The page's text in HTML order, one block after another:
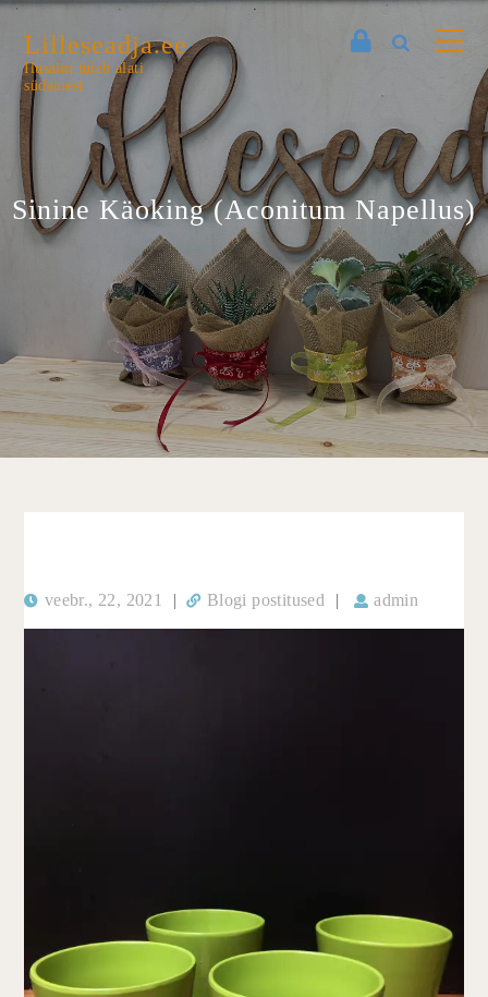
Lilleseadja.ee
Ilusaim tuleb alati
südamest
Sinine Käoking (Aconitum Napellus)
veebr., 22, 2021 | Blogi postitused | admin